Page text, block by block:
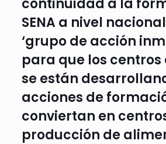
continuidad a la
SENA a nivel
‘grupo de acción
para que los centros
se están
acciones de
conviertan en
producción de